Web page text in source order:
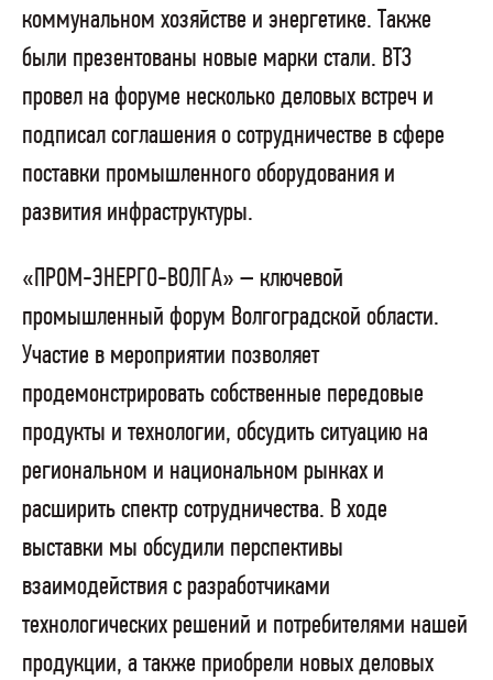
коммунальном хозяйстве и энергетике. Также
были презентованы новые марки стали. ВТЗ
провел на форуме несколько деловых встреч и
подписал соглашения о сотрудничестве в сфере
поставки промышленного оборудования и
развития инфраструктуры.
«ПРОМ-ЭНЕРГО-ВОЛГА» – ключевой
промышленный форум Волгоградской области.
Участие в мероприятии позволяет
продемонстрировать собственные передовые
продукты и технологии, обсудить ситуацию на
региональном и национальном рынках и
расширить спектр сотрудничества. В ходе
выставки мы обсудили перспективы
взаимодействия с разработчиками
технологических решений и потребителями нашей
продукции, а также приобрели новых деловых